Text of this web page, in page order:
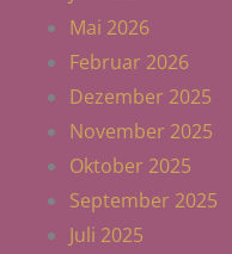
Mai 2026
Februar 2026
Dezember 2025
November 2025
Oktober 2025
September 2025
Juli 2025